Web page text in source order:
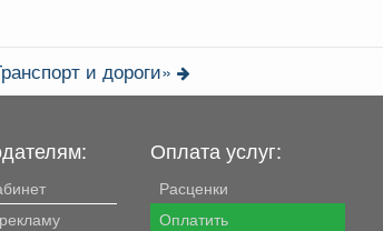
и дороги»
Оплата услуг:
Расценки
Оплатить